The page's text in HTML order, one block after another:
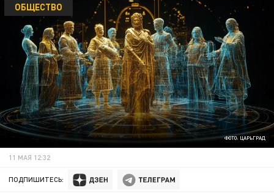
ФОТО: ЦАРЬГРАД
ОБЩЕСТВО
11 МАЯ 12:32
ПОДПИШИТЕСЬ: